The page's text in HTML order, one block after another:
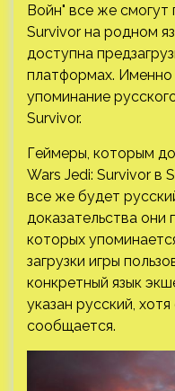
Войн" все же смогут
Survivor на родном
доступна
платформах.
упоминание
Survivor.
Геймеры, которым
Wars Jedi: Survivor в
все же будет
доказательства
которых
загрузки игры
конкретный язык
указан русский,
сообщается.